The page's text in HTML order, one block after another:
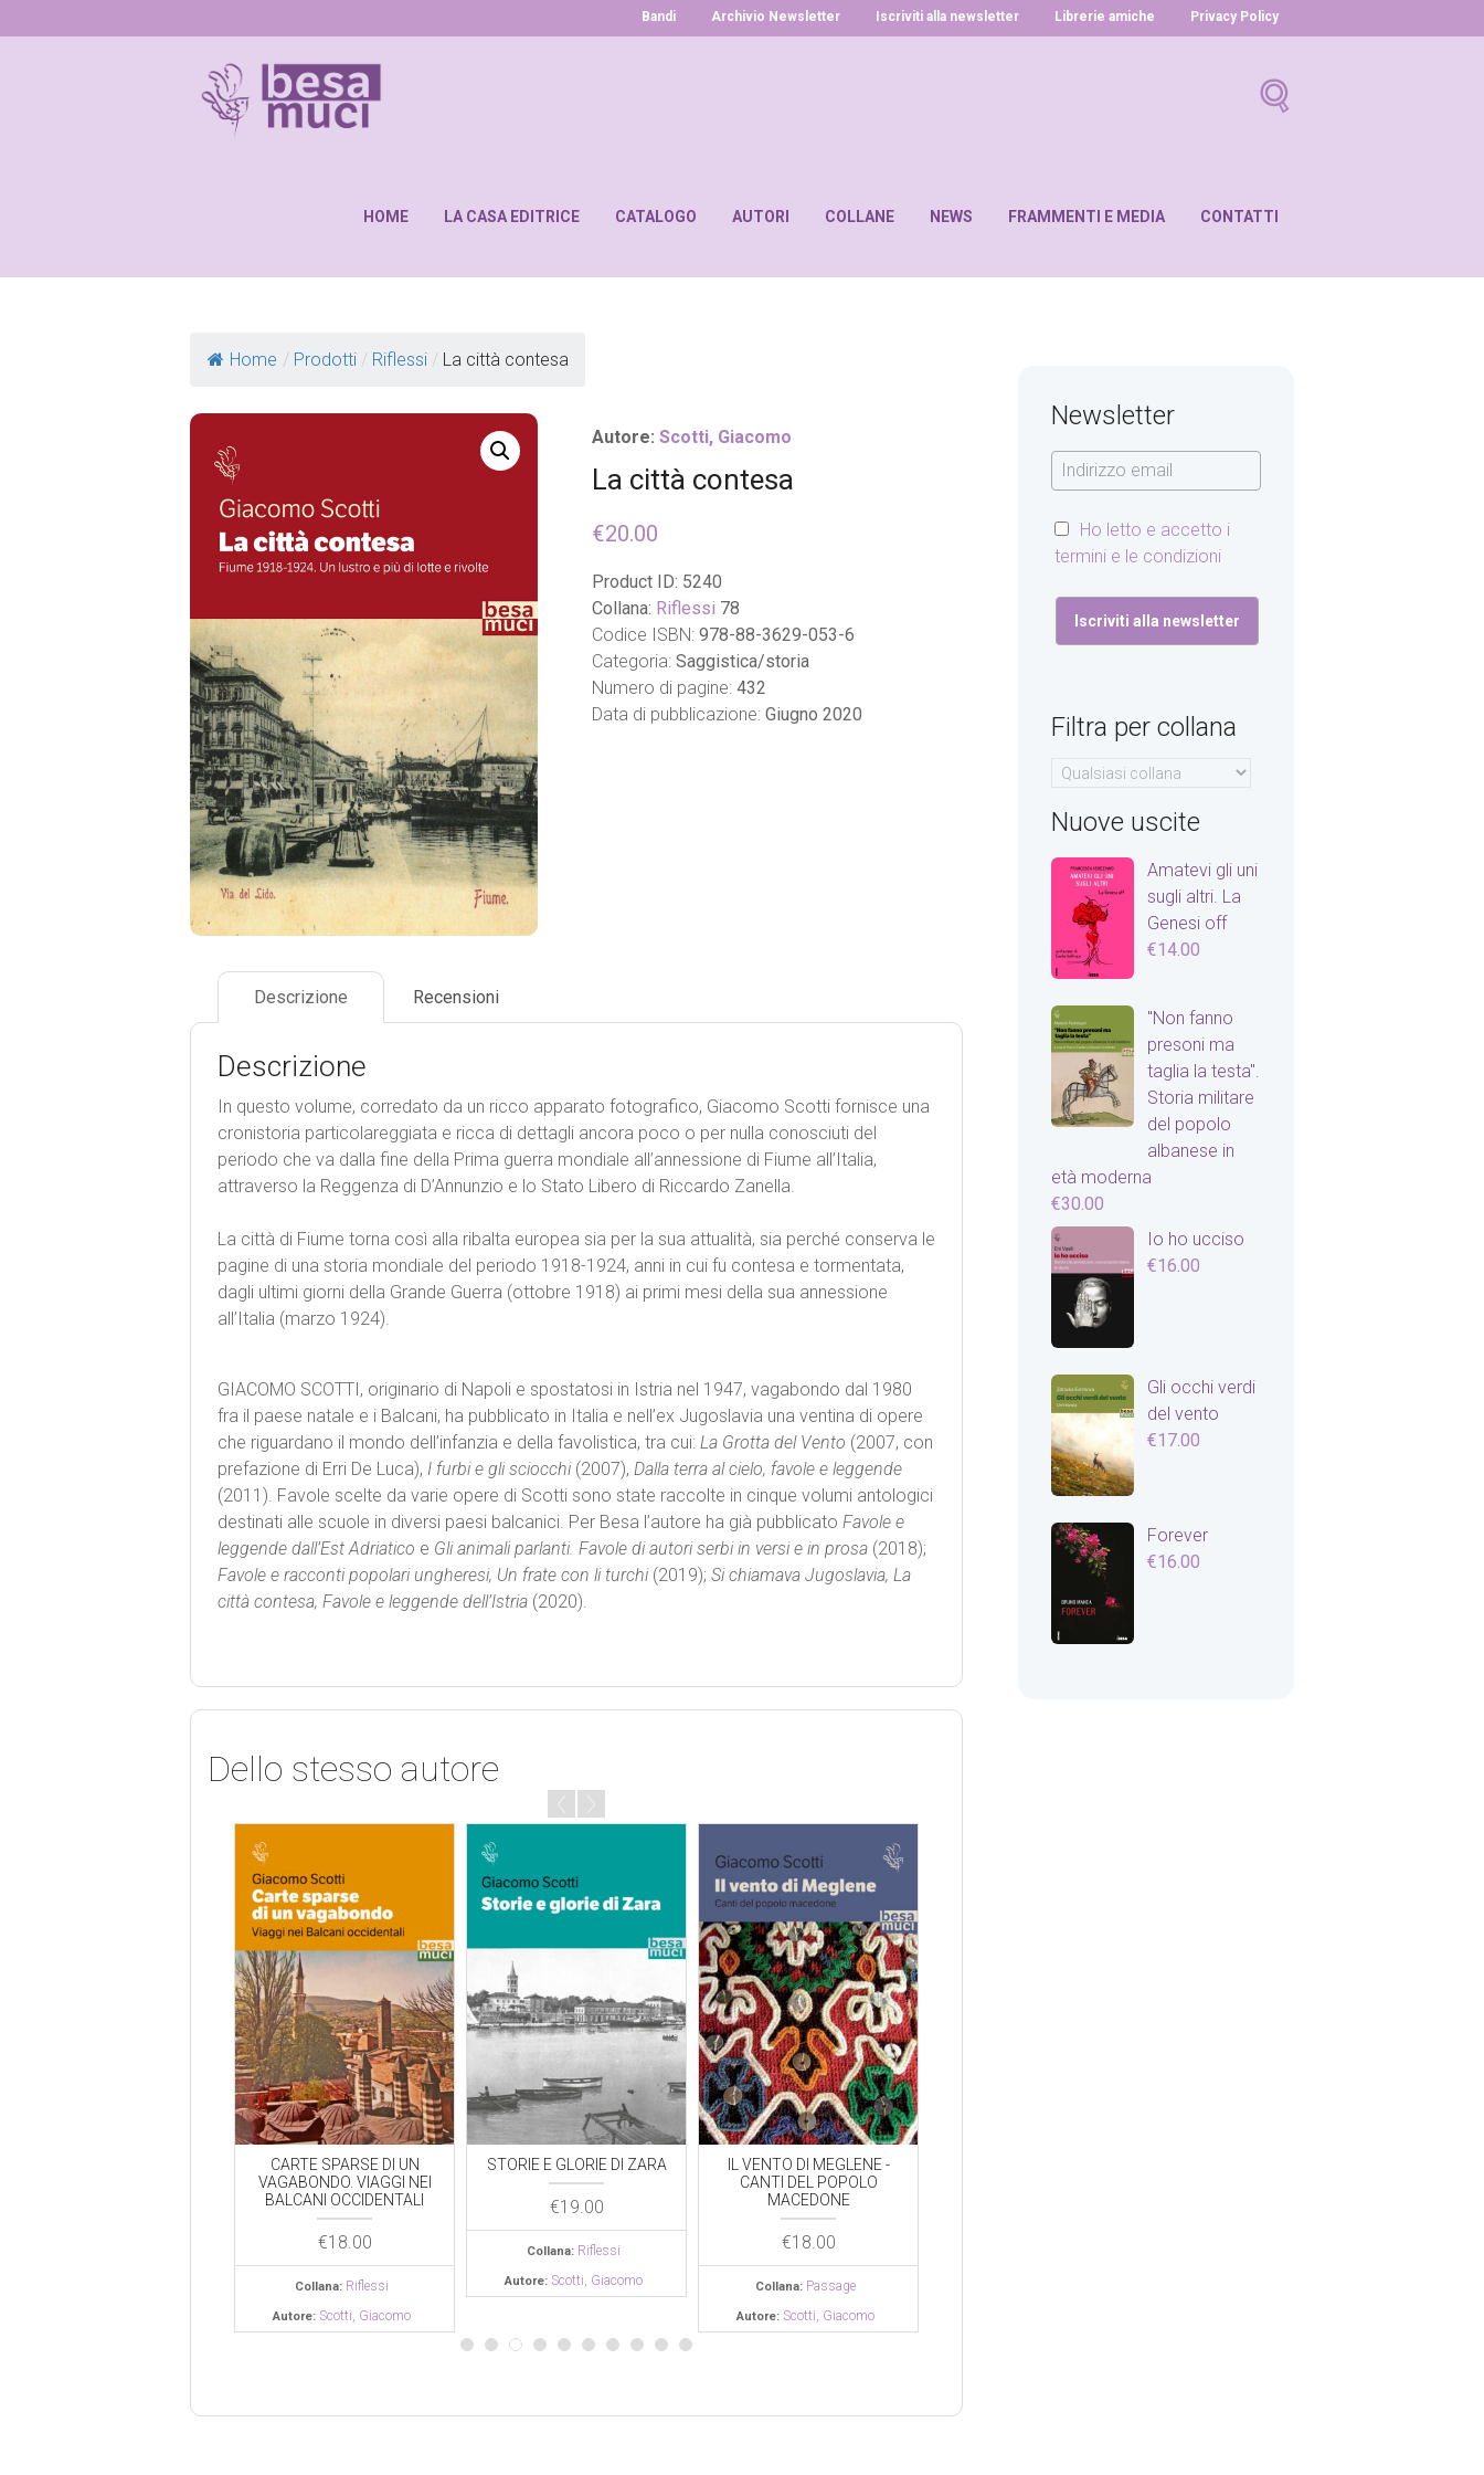
Bandi Archivio Newsletter Iscriviti alla newsletter Librerie amiche Privacy Policy
HOME LA CASA EDITRICE CATALOGO AUTORI COLLANE NEWS FRAMMENTI E MEDIA CONTATTI
Home / Prodotti / Riflessi / La città contesa
Autore: Scotti, Giacomo
La città contesa
€20.00
Product ID: 5240
Collana: Riflessi 78
Codice ISBN: 978-88-3629-053-6
Categoria: Saggistica/storia
Numero di pagine: 432
Data di pubblicazione: Giugno 2020
Descrizione Recensioni
Descrizione
In questo volume, corredato da un ricco apparato fotografico, Giacomo Scotti fornisce una
cronistoria particolareggiata e ricca di dettagli ancora poco o per nulla conosciuti del
periodo che va dalla fine della Prima guerra mondiale all’annessione di Fiume all’Italia,
attraverso la Reggenza di D’Annunzio e lo Stato Libero di Riccardo Zanella.
La città di Fiume torna così alla ribalta europea sia per la sua attualità, sia perché conserva le
pagine di una storia mondiale del periodo 1918-1924, anni in cui fu contesa e tormentata,
dagli ultimi giorni della Grande Guerra (ottobre 1918) ai primi mesi della sua annessione
all’Italia (marzo 1924).
GIACOMO SCOTTI, originario di Napoli e spostatosi in Istria nel 1947, vagabondo dal 1980
fra il paese natale e i Balcani, ha pubblicato in Italia e nell’ex Jugoslavia una ventina di opere
che riguardano il mondo dell’infanzia e della favolistica, tra cui: La Grotta del Vento (2007, con
prefazione di Erri De Luca), I furbi e gli sciocchi (2007), Dalla terra al cielo, favole e leggende
(2011). Favole scelte da varie opere di Scotti sono state raccolte in cinque volumi antologici
destinati alle scuole in diversi paesi balcanici. Per Besa l’autore ha già pubblicato Favole e
leggende dall’Est Adriatico e Gli animali parlanti. Favole di autori serbi in versi e in prosa (2018);
Favole e racconti popolari ungheresi, Un frate con li turchi (2019); Si chiamava Jugoslavia, La
città contesa, Favole e leggende dell’Istria (2020).
Dello stesso autore
CARTE SPARSE DI UN
VAGABONDO. VIAGGI NEI
BALCANI OCCIDENTALI
€18.00
Collana: Riflessi
Autore: Scotti, Giacomo
STORIE E GLORIE DI ZARA
€19.00
Collana: Riflessi
Autore: Scotti, Giacomo
IL VENTO DI MEGLENE -
CANTI DEL POPOLO
MACEDONE
€18.00
Collana: Passage
Autore: Scotti, Giacomo
Newsletter
Ho letto e accetto i
termini e le condizioni
Filtra per collana
Nuove uscite
Amatevi gli uni
sugli altri. La
Genesi off
€14.00
"Non fanno
presoni ma
taglia la testa".
Storia militare
del popolo
albanese in
età moderna
€30.00
Io ho ucciso
€16.00
Gli occhi verdi
del vento
€17.00
Forever
€16.00